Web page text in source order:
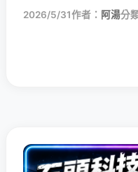
2026/5/31作者： 阿湯分